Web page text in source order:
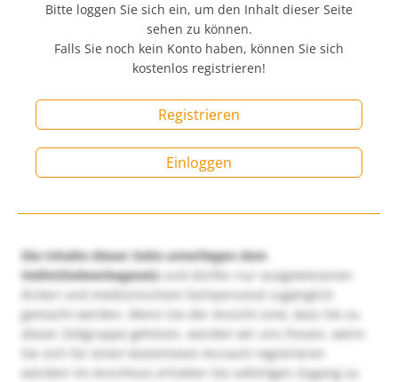
Bitte loggen Sie sich ein, um den Inhalt dieser Seite
sehen zu können.
Falls Sie noch kein Konto haben, können Sie sich
kostenlos registrieren!
Registrieren
Einloggen
Die Inhalte dieser Seite unterliegen dem
Heilmittelwerbegesetzund dürfen nur ausgewiesenen
Ärzten und medizinischem Fachpersonal zugänglich
gemacht werden. Wenn Sie der Ansicht sind, dass Sie zu
dieser Zielgruppe gehören, würden wir uns freuen, wenn
Sie sich für einen kostenlosen Account registrieren
würden! Im Anschluss erhalten Sie sofortigen Zugang zu